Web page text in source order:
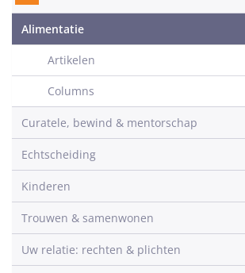
Alimentatie
Artikelen
Columns
Curatele, bewind & mentorschap
Echtscheiding
Kinderen
Trouwen & samenwonen
Uw relatie: rechten & plichten